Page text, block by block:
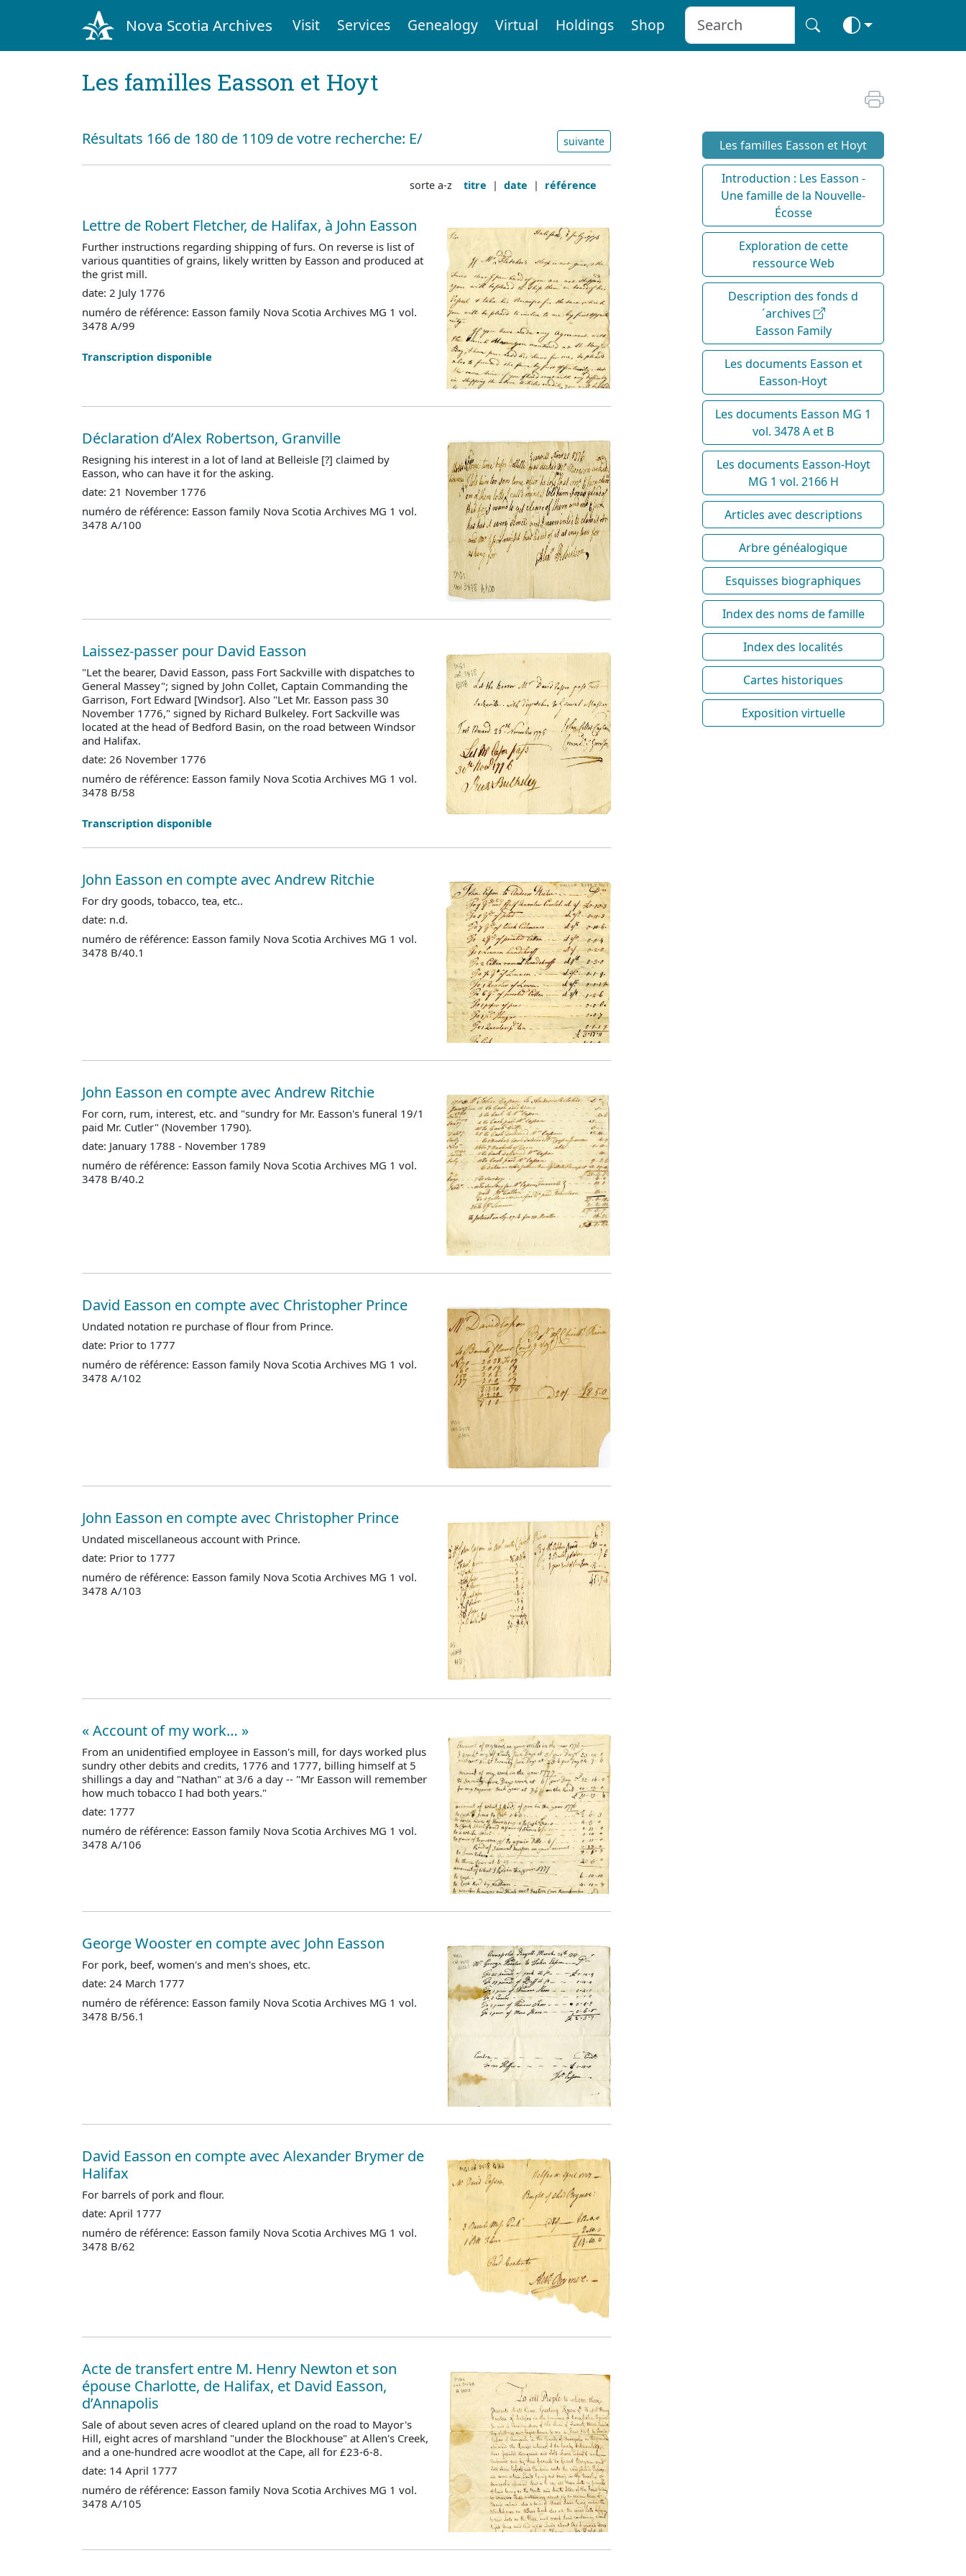
Nova Scotia Archives Visit Services Genealogy Virtual Holdings Shop
Les familles Easson et Hoyt
Résultats 166 de 180 de 1109 de votre recherche: E/ suivante
sorte a-z titre | date | référence
Lettre de Robert Fletcher, de Halifax, à John Easson
Further instructions regarding shipping of furs. On reverse is list of
various quantities of grains, likely written by Easson and produced at
the grist mill.
date: 2 July 1776
numéro de référence: Easson family Nova Scotia Archives MG 1 vol.
3478 A/99
Transcription disponible
Déclaration d’Alex Robertson, Granville
Resigning his interest in a lot of land at Belleisle [?] claimed by
Easson, who can have it for the asking.
date: 21 November 1776
numéro de référence: Easson family Nova Scotia Archives MG 1 vol.
3478 A/100
Laissez-passer pour David Easson
"Let the bearer, David Easson, pass Fort Sackville with dispatches to
General Massey"; signed by John Collet, Captain Commanding the
Garrison, Fort Edward [Windsor]. Also "Let Mr. Easson pass 30
November 1776," signed by Richard Bulkeley. Fort Sackville was
located at the head of Bedford Basin, on the road between Windsor
and Halifax.
date: 26 November 1776
numéro de référence: Easson family Nova Scotia Archives MG 1 vol.
3478 B/58
Transcription disponible
John Easson en compte avec Andrew Ritchie
For dry goods, tobacco, tea, etc..
date: n.d.
numéro de référence: Easson family Nova Scotia Archives MG 1 vol.
3478 B/40.1
John Easson en compte avec Andrew Ritchie
For corn, rum, interest, etc. and "sundry for Mr. Easson's funeral 19/1
paid Mr. Cutler" (November 1790).
date: January 1788 - November 1789
numéro de référence: Easson family Nova Scotia Archives MG 1 vol.
3478 B/40.2
David Easson en compte avec Christopher Prince
Undated notation re purchase of flour from Prince.
date: Prior to 1777
numéro de référence: Easson family Nova Scotia Archives MG 1 vol.
3478 A/102
John Easson en compte avec Christopher Prince
Undated miscellaneous account with Prince.
date: Prior to 1777
numéro de référence: Easson family Nova Scotia Archives MG 1 vol.
3478 A/103
« Account of my work… »
From an unidentified employee in Easson's mill, for days worked plus
sundry other debits and credits, 1776 and 1777, billing himself at 5
shillings a day and "Nathan" at 3/6 a day -- "Mr Easson will remember
how much tobacco I had both years."
date: 1777
numéro de référence: Easson family Nova Scotia Archives MG 1 vol.
3478 A/106
George Wooster en compte avec John Easson
For pork, beef, women's and men's shoes, etc.
date: 24 March 1777
numéro de référence: Easson family Nova Scotia Archives MG 1 vol.
3478 B/56.1
David Easson en compte avec Alexander Brymer de
Halifax
For barrels of pork and flour.
date: April 1777
numéro de référence: Easson family Nova Scotia Archives MG 1 vol.
3478 B/62
Acte de transfert entre M. Henry Newton et son
épouse Charlotte, de Halifax, et David Easson,
d’Annapolis
Sale of about seven acres of cleared upland on the road to Mayor's
Hill, eight acres of marshland "under the Blockhouse" at Allen's Creek,
and a one-hundred acre woodlot at the Cape, all for £23-6-8.
date: 14 April 1777
numéro de référence: Easson family Nova Scotia Archives MG 1 vol.
3478 A/105
Les familles Easson et Hoyt
Introduction : Les Easson -
Une famille de la Nouvelle-
Écosse
Exploration de cette
ressource Web
Description des fonds d
´archives
Easson Family
Les documents Easson et
Easson-Hoyt
Les documents Easson MG 1
vol. 3478 A et B
Les documents Easson-Hoyt
MG 1 vol. 2166 H
Articles avec descriptions
Arbre généalogique
Esquisses biographiques
Index des noms de famille
Index des localités
Cartes historiques
Exposition virtuelle